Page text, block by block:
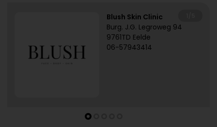
Blush Skin Clinic
Burg. J.G. Legroweg 94
9761TD Eelde
06-57943414